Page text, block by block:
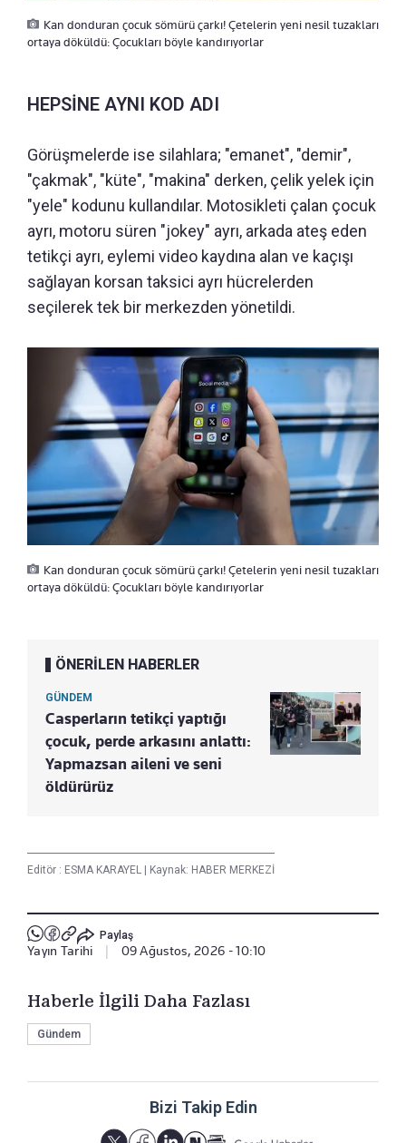
Kan donduran çocuk sömürü çarkı! Çetelerin yeni nesil tuzakları
ortaya döküldü: Çocukları böyle kandırıyorlar
HEPSİNE AYNI KOD ADI
Görüşmelerde ise silahlara; "emanet", "demir",
"çakmak", "küte", "makina" derken, çelik yelek için
"yele" kodunu kullandılar. Motosikleti çalan çocuk
ayrı, motoru süren "jokey" ayrı, arkada ateş eden
tetikçi ayrı, eylemi video kaydına alan ve kaçışı
sağlayan korsan taksici ayrı hücrelerden
seçilerek tek bir merkezden yönetildi.
Kan donduran çocuk sömürü çarkı! Çetelerin yeni nesil tuzakları
ortaya döküldü: Çocukları böyle kandırıyorlar
ÖNERİLEN HABERLER
GÜNDEM
Casperların tetikçi yaptığı
çocuk, perde arkasını anlattı:
Yapmazsan aileni ve seni
öldürürüz
Editör : ESMA KARAYEL Kaynak: HABER MERKEZİ
Paylaş
Yayın Tarihi 09 Ağustos, 2026 - 10:10
Haberle İlgili Daha Fazlası
Gündem
Bizi Takip Edin